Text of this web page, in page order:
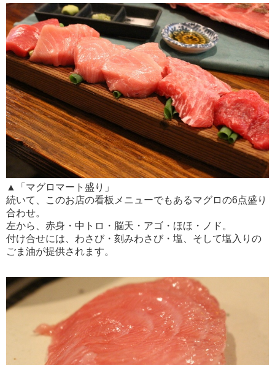
▲「マグロマート盛り」
続いて、このお店の看板メニューでもあるマグロの6点盛り
合わせ。
左から、赤身・中トロ・脳天・アゴ・ほほ・ノド。
付け合せには、わさび・刻みわさび・塩、そして塩入りの
ごま油が提供されます。